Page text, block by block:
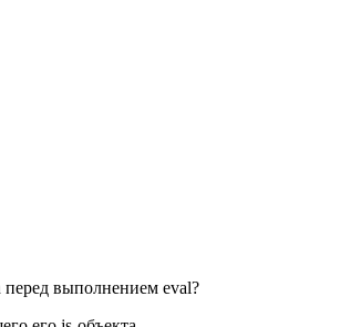
перед выполнением eval?